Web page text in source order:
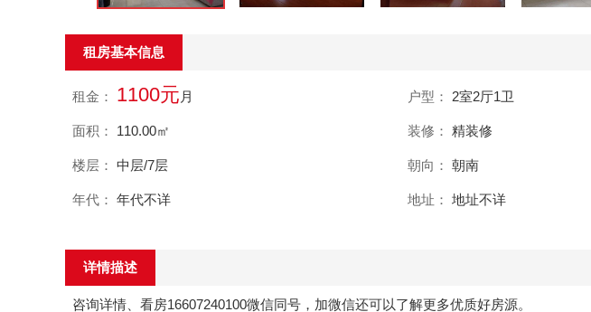
租房基本信息
租金： 1100元 月 户型： 2室2厅1卫
面积： 110.00㎡ 装修： 精装修
楼层： 中层/7层 朝向： 朝南
年代： 年代不详 地址： 地址不详
详情描述
咨询详情、看房16607240100微信同号，加微信还可以了解更多优质好房源。